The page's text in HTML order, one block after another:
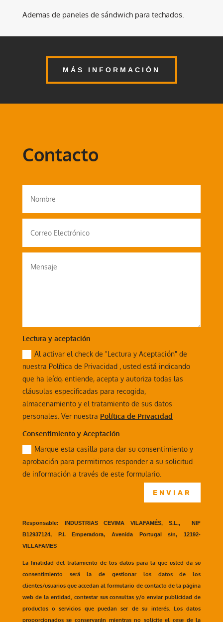
Ademas de paneles de sándwich para techados.
MÁS INFORMACIÓN
Contacto
Lectura y aceptación
Al activar el check de "Lectura y Aceptación" de
nuestra Política de Privacidad , usted está indicando
que ha leído, entiende, acepta y autoriza todas las
cláusulas especificadas para recogida,
almacenamiento y el tratamiento de sus datos
personales. Ver nuestra Política de Privacidad
Consentimiento y Aceptación
Marque esta casilla para dar su consentimiento y
aprobación para permitirnos responder a su solicitud
de información a través de este formulario.
ENVIAR
Responsable: INDUSTRIAS CEVIMA VILAFAMÉS, S.L., NIF
B12937124, P.I. Emperadora, Avenida Portugal s/n, 12192-
VILLAFAMES
La finalidad del tratamiento de los datos para la que usted da su
consentimiento será la de gestionar los datos de los
clientes/usuarios que accedan al formulario de contacto de la página
web de la entidad, contestar sus consultas y/o enviar publicidad de
productos o servicios que puedan ser de su interés. Los datos
proporcionados se conservarán mientras no solicite el cese de la